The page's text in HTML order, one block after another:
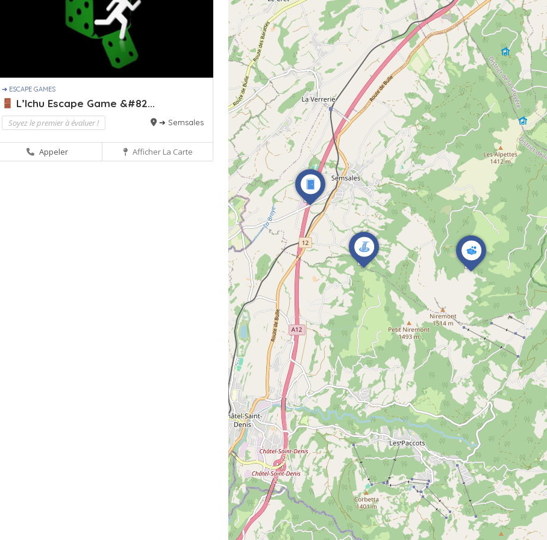
➔ ESCAPE GAMES
L’Ichu Escape Game &#82...
Soyez le premier à évaluer ! ➔ Semsales
Appeler Afficher La Carte